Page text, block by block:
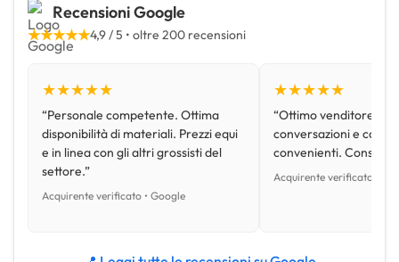
Recensioni Google
★★★★★4,9 / 5 • oltre 200 recensioni
★★★★★
“Personale competente. Ottima
disponibilità di materiali. Prezzi equi
e in linea con gli altri grossisti del
settore.”
Acquirente verificato • Google
★★★★★
“Ottimo venditore,
conversazioni e con
convenienti.
Acquirente verificato •